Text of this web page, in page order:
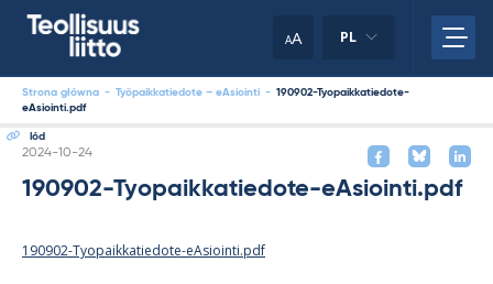
AA PL
Strona główna - Työpaikkatiedote – eAsiointi - 190902-Tyopaikkatiedote-
eAsiointi.pdf
lód
Kirjoitettu
2024-10-24
190902-Tyopaikkatiedote-eAsiointi.pdf
190902-Tyopaikkatiedote-eAsiointi.pdf